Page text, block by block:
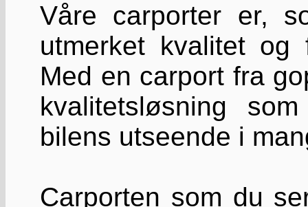
Våre carporter er,
utmerket kvalitet og
Med en carport fra
kvalitetsløsning
bilens utseende i
Carporten som du